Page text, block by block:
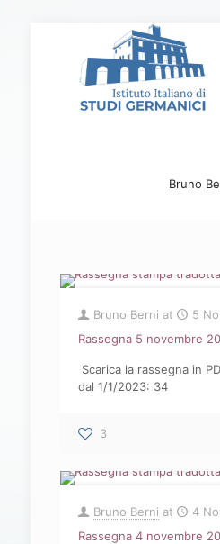
Bruno
Bruno Berni at
5
Rassegna 5 novembre
Scarica la rassegna in
dal 1/1/2023: 34
3
Bruno Berni at
4
Rassegna 4 novembre